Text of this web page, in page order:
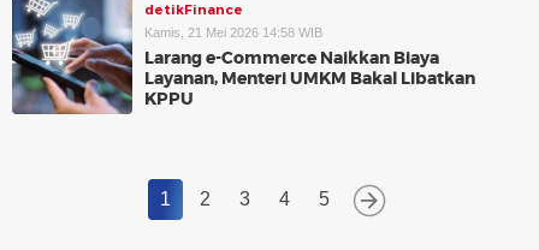
detikFinance
Kamis, 21 Mei 2026 14:58 WIB
Larang e-Commerce Naikkan Biaya
Layanan, Menteri UMKM Bakal Libatkan
KPPU
1 2 3 4 5